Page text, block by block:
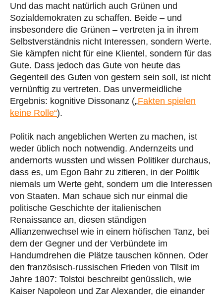
Und das macht natürlich auch Grünen und
Sozialdemokraten zu schaffen. Beide – und
insbesondere die Grünen – vertreten ja in ihrem
Selbstverständnis nicht Interessen, sondern Werte.
Sie kämpfen nicht für eine Klientel, sondern für das
Gute. Dass jedoch das Gute von heute das
Gegenteil des Guten von gestern sein soll, ist nicht
vernünftig zu vertreten. Das unvermeidliche
Ergebnis: kognitive Dissonanz („Fakten spielen
keine Rolle“).
Politik nach angeblichen Werten zu machen, ist
weder üblich noch notwendig. Andernzeits und
andernorts wussten und wissen Politiker durchaus,
dass es, um Egon Bahr zu zitieren, in der Politik
niemals um Werte geht, sondern um die Interessen
von Staaten. Man schaue sich nur einmal die
politische Geschichte der italienischen
Renaissance an, diesen ständigen
Allianzenwechsel wie in einem höfischen Tanz, bei
dem der Gegner und der Verbündete im
Handumdrehen die Plätze tauschen können. Oder
den französisch-russischen Frieden von Tilsit im
Jahre 1807: Tolstoi beschreibt genüsslich, wie
Kaiser Napoleon und Zar Alexander, die einander